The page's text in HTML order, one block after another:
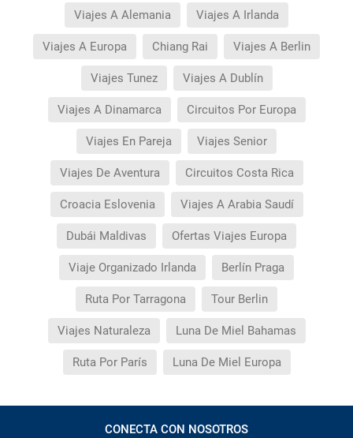
Viajes A Alemania Viajes A Irlanda
Viajes A Europa Chiang Rai Viajes A Berlin
Viajes Tunez Viajes A Dublín
Viajes A Dinamarca Circuitos Por Europa
Viajes En Pareja Viajes Senior
Viajes De Aventura Circuitos Costa Rica
Croacia Eslovenia Viajes A Arabia Saudí
Dubái Maldivas Ofertas Viajes Europa
Viaje Organizado Irlanda Berlín Praga
Ruta Por Tarragona Tour Berlin
Viajes Naturaleza Luna De Miel Bahamas
Ruta Por París Luna De Miel Europa
CONECTA CON NOSOTROS